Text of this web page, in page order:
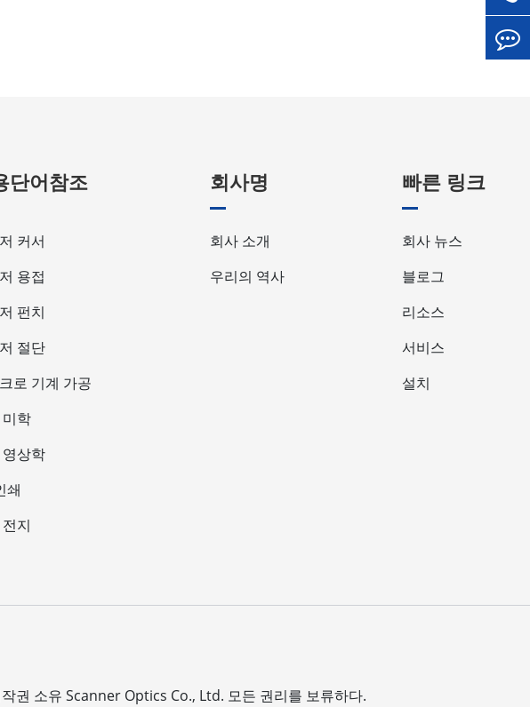
단어참조
커서
용접
펀치
절단
로 기계 가공
학
상학
쇄
지
회사명
회사 소개
우리의 역사
빠른 링크
회사 뉴스
블로그
리소스
서비스
설치
권 소유Scanner Optics Co., Ltd. 모든 권리를 보류하다.